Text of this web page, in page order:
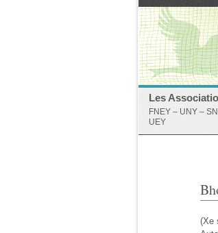
Les
FNEY – UNY –
UEY
(Xe